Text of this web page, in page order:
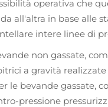
operativa che
all'altra in base alle
intere linee di
non gassate,
a gravità
le bevande gassate,
pressione